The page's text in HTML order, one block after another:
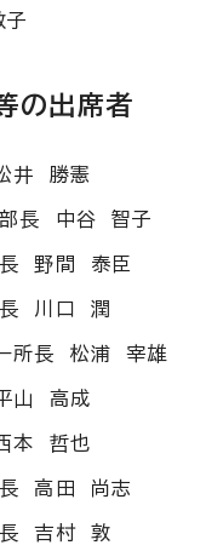
の出席者
井 勝憲
長 中谷 智子
野間 泰臣
長 川口 潤
所長 松浦 宰雄
山 高成
本 哲也
長 高田 尚志
長 吉村 敦